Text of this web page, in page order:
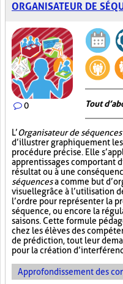
ORGANISATEUR DE
0 Tout
L’Organisateur de séquences
d’illustrer graphiquement
procédure précise. Elle
apprentissages comportant
résultat ou à une
séquencesa comme but
visuellegrâce à l’utilisation
l’ordre pour représenter la
séquence, ou encore la
saisons. Cette formule
chez les élèves des
de prédiction, tout leur
pour la création
Approfondissement des